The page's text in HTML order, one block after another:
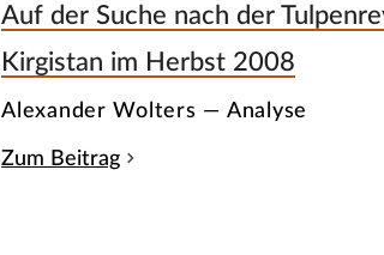
Auf der Suche nach der
Kirgistan im Herbst 2008
Alexander Wolters — Analyse
Zum Beitrag